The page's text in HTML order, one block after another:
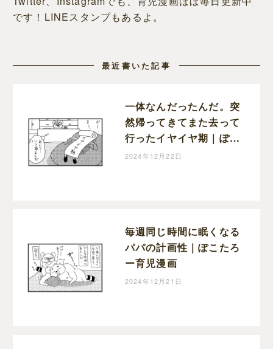
です！LINEスタンプもあるよ。
最近書いた記事
一体なんだったんだ。突
然帰ってきてまた去って
行ったイヤイヤ期｜ぽこ
たろー育児漫画
2024年12月22日
毎週同じ時間に眠くなる
パパの計画性｜ぽこたろ
ー育児漫画
2024年12月21日